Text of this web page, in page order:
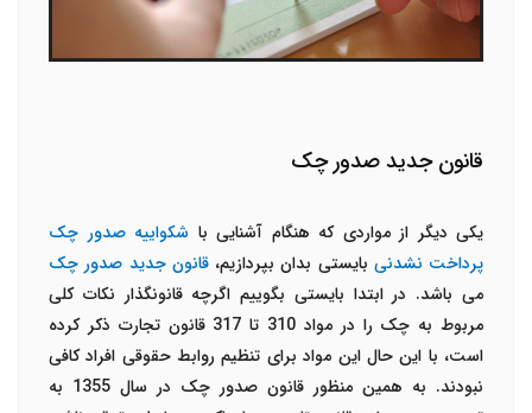
قانون جدید صدور چک
یکی دیگر از مواردی که هنگام آشنایی با شکواییه صدور چک
پرداخت نشدنی بایستی بدان بپردازیم،قانون جدید صدور چک
می باشد. در ابتدا بایستی بگوییم اگرچه قانونگذار نکات کلی
مربوط به چک را در مواد 310 تا 317 قانون تجارت ذکر کرده
است، با این حال این مواد برای تنظیم روابط حقوقی افراد کافی
نبودند. به همین منظور قانون صدور چک در سال 1355 به